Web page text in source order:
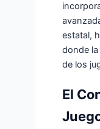
estatal,
donde
de los
El